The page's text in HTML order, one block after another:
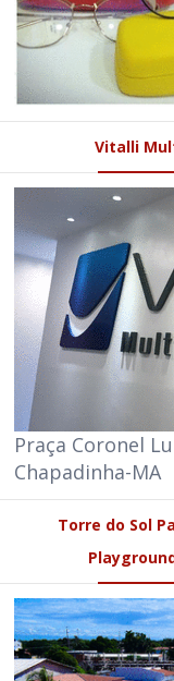
Vitalli
Praça Coronel
Chapadinha-MA
Torre do Sol